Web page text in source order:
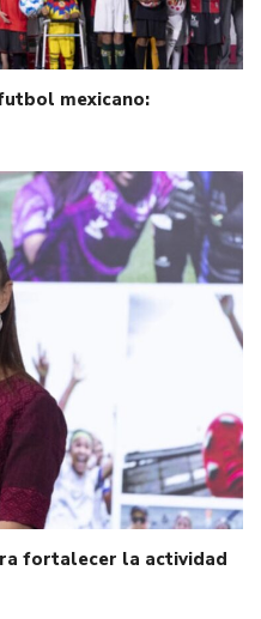
mexicano:
fortalecer la actividad